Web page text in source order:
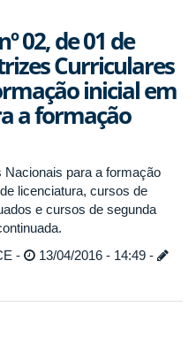
02, de 01 de
Curriculares
inicial em
a formação
para a formação
licenciatura, cursos de
e cursos de segunda
-
13/04/2016 - 14:49 -